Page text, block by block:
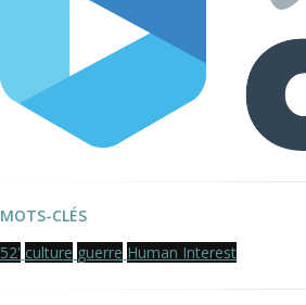
MOTS-CLÉS
52' culture guerre Human Interest